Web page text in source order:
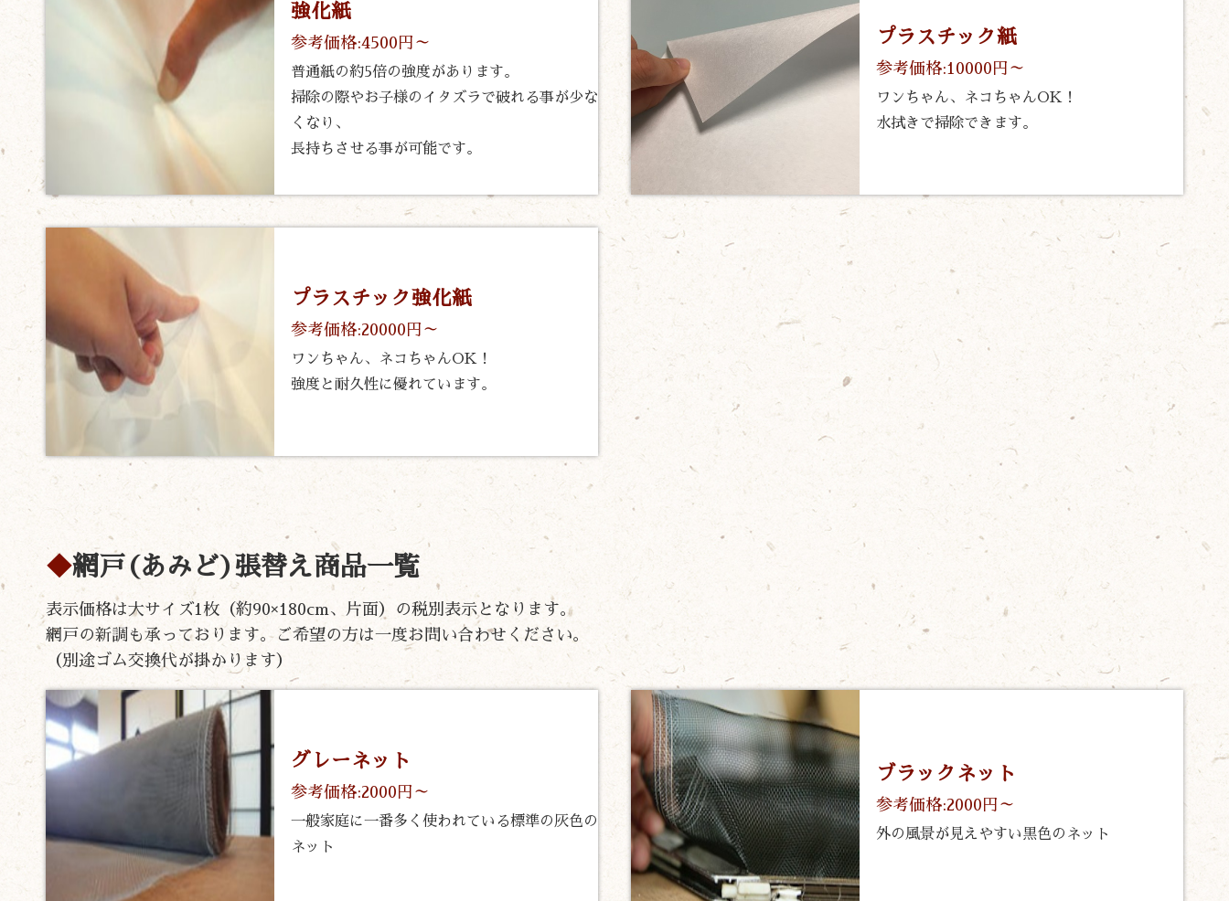
強化紙
参考価格:4500円～
普通紙の約5倍の強度があります。
掃除の際やお子様のイタズラで破れる事が少な
くなり、
長持ちさせる事が可能です。
プラスチック紙
参考価格:10000円～
ワンちゃん、ネコちゃんOK！
水拭きで掃除できます。
プラスチック強化紙
参考価格:20000円～
ワンちゃん、ネコちゃんOK！
強度と耐久性に優れています。
網戸(あみど)張替え商品一覧
表示価格は大サイズ1枚（約90×180cm、片面）の税別表示となります。
網戸の新調も承っております。ご希望の方は一度お問い合わせください。
（別途ゴム交換代が掛かります）
グレーネット
参考価格:2000円～
一般家庭に一番多く使われている標準の灰色の
ネット
ブラックネット
参考価格:2000円～
外の風景が見えやすい黒色のネット